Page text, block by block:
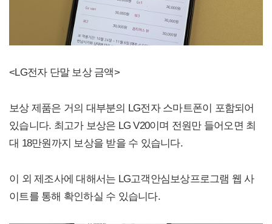
<LG전자 단말 보상 금액>
보상 제품은 거의 대부분의 LG전자 스마트폰이 포함되어
있습니다. 최고가 보상은 LG V20이며 전원만 들어오면 최
대 18만원까지 보상을 받을 수 있습니다.
이 외 제조사에 대해서는 LG고객안심보상프로그램 웹 사
이트를 통해 확인하실 수 있습니다.